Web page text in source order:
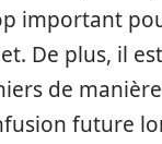
important
De plus, il
de
future